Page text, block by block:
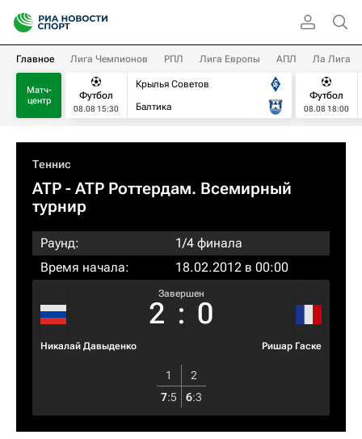
Главное Лига Чемпионов РПЛ Лига Европы АПЛ Ла Лига
Матч-
центр
Футбол
08.08 15:30
Крылья Советов
Балтика
Футбол
08.08 18:00
Теннис
ATP - ATP Роттердам. Всемирный
турнир
Раунд:
1/4 финала
Время начала:
18.02.2012 в 00:00
Никалай Давыденко
Завершен
2 : 0
Ришар Гаске
1
2
7:5 6:3